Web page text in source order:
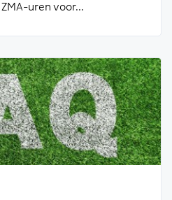
uren voor...